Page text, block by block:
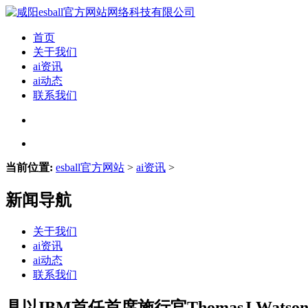
首页
关于我们
ai资讯
ai动态
联系我们
当前位置: esball官方网站 > ai资讯 >
新闻导航
关于我们
ai资讯
ai动态
联系我们